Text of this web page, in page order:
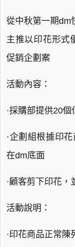
從中秋第一期dm
主推以印花形式
促銷企劃案
活動內容：
·採購部提供20
·企劃組根據印
在dm底面
·顧客剪下印花
活動說明：
·印花商品正常陳